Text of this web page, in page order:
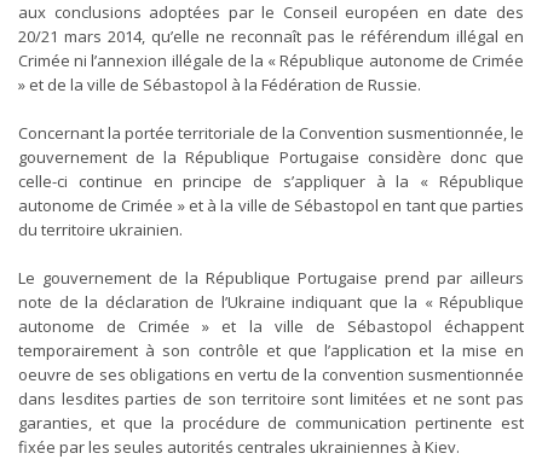
aux conclusions adoptées par le Conseil européen en date des
20/21 mars 2014, qu’elle ne reconnaît pas le référendum illégal en
Crimée ni l’annexion illégale de la « République autonome de Crimée
» et de la ville de Sébastopol à la Fédération de Russie.
Concernant la portée territoriale de la Convention susmentionnée, le
gouvernement de la République Portugaise considère donc que
celle-ci continue en principe de s’appliquer à la « République
autonome de Crimée » et à la ville de Sébastopol en tant que parties
du territoire ukrainien.
Le gouvernement de la République Portugaise prend par ailleurs
note de la déclaration de l’Ukraine indiquant que la « République
autonome de Crimée » et la ville de Sébastopol échappent
temporairement à son contrôle et que l’application et la mise en
oeuvre de ses obligations en vertu de la convention susmentionnée
dans lesdites parties de son territoire sont limitées et ne sont pas
garanties, et que la procédure de communication pertinente est
fixée par les seules autorités centrales ukrainiennes à Kiev.